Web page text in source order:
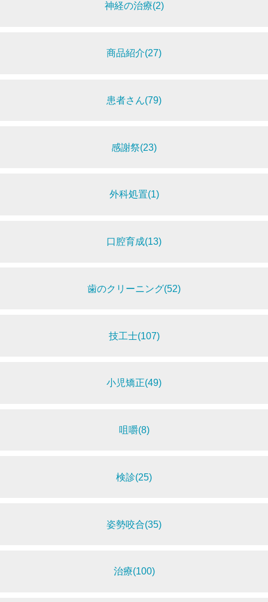
神経の治療(2)
商品紹介(27)
患者さん(79)
感謝祭(23)
外科処置(1)
口腔育成(13)
歯のクリーニング(52)
技工士(107)
小児矯正(49)
咀嚼(8)
検診(25)
姿勢咬合(35)
治療(100)